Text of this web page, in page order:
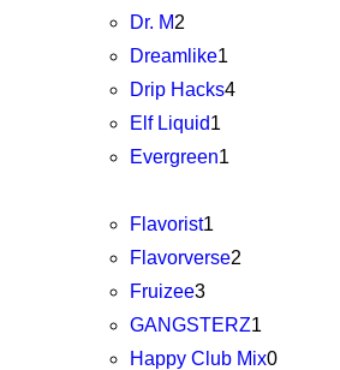
Dr. M2
Dreamlike1
Drip Hacks4
Elf Liquid1
Evergreen1
Flavorist1
Flavorverse2
Fruizee3
GANGSTERZ1
Happy Club Mix0